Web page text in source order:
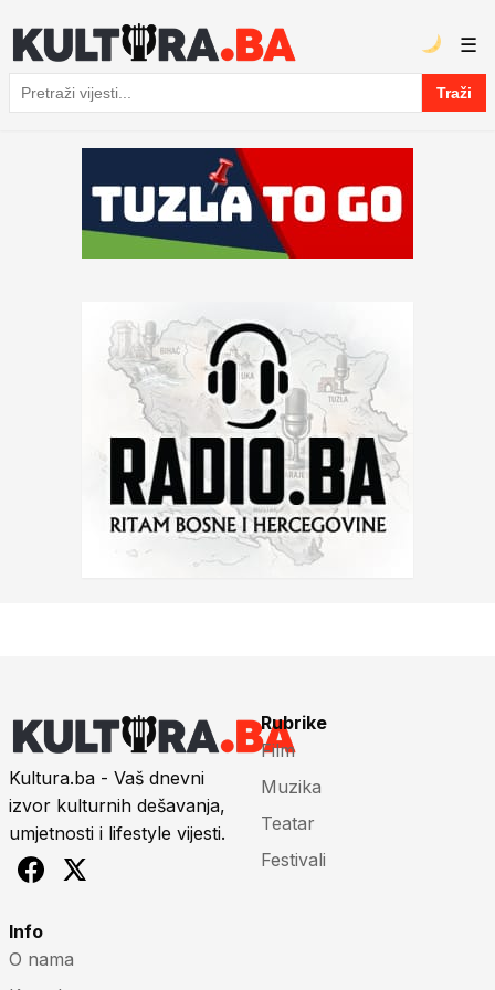
Pretraga
Traži
☰
Kultura.ba - Vaš dnevni
izvor kulturnih dešavanja,
umjetnosti i lifestyle vijesti.
Rubrike
Film
Muzika
Teatar
Festivali
Info
O nama